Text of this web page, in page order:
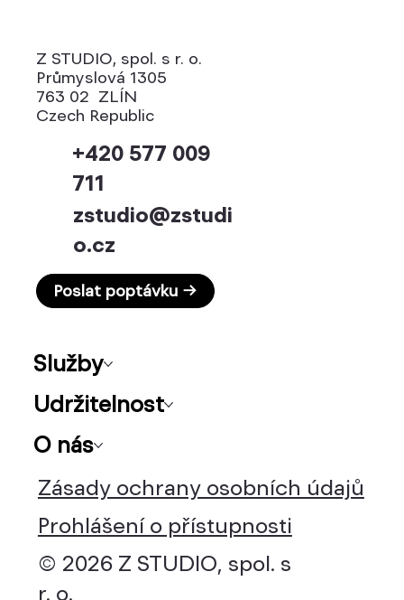
Zásady ochrany osobních údajů
Prohlášení o přístupnosti
© 2026 Z STUDIO, spol. s
r. o.
Czech Republic
+420 577 009
711
zstudio@zstudi
o.cz
Poslat poptávku →
763 02 ZLÍN
Průmyslová 1305
Z STUDIO, spol. s r. o.
Služby
Udržitelnost
O nás